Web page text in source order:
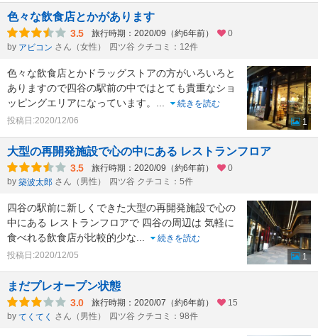
色々な飲食店とかがあります
3.5 旅行時期：2020/09（約6年前）
0
by アビコン さん（女性） 四ツ谷 クチコミ：12件
色々な飲食店とかドラッグストアの方がいろいろと
ありますので四谷の駅前の中ではとても貴重なショ
ッピングエリアになっています。 ...
続きを読む
投稿日:2020/12/06
1
大型の再開発施設で心の中にある レストランフロア
3.5 旅行時期：2020/09（約6年前）
0
by 築波太郎 さん（男性） 四ツ谷 クチコミ：5件
四谷の駅前に新しくできた大型の再開発施設で心の
中にある レストランフロアで 四谷の周辺は 気軽に
食べれる飲食店が比較的少な...
続きを読む
投稿日:2020/12/05
1
まだプレオープン状態
3.0 旅行時期：2020/07（約6年前）
15
by てくてく さん（男性） 四ツ谷 クチコミ：98件